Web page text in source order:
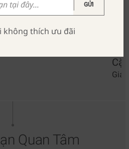
Giá
Quan Tâm
GỬI
không thích ưu đãi